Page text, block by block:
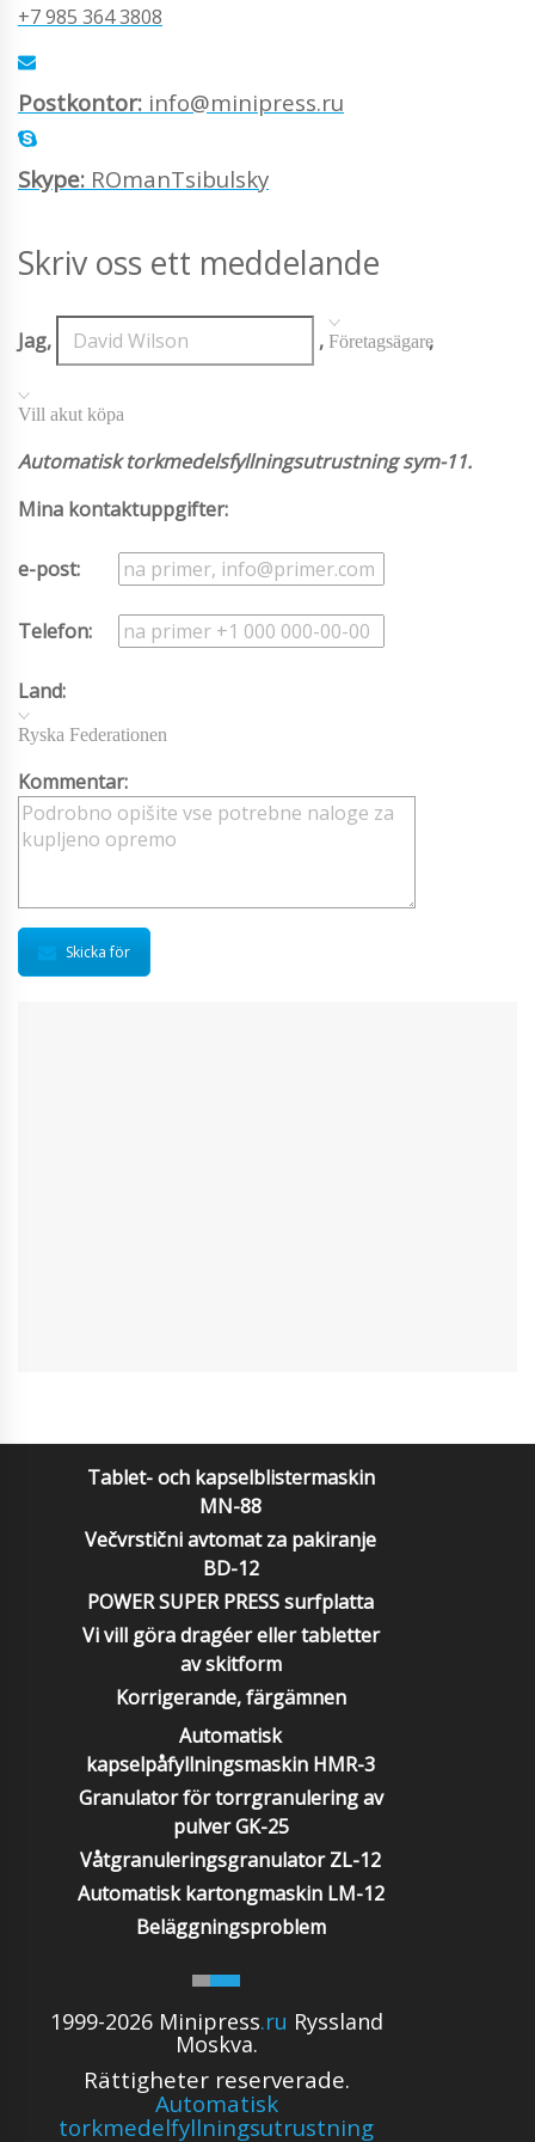
+7 985 364 3808
Postkontor: info@minipress.ru
Skype: ROmanTsibulsky
Skriv oss ett meddelande
Jag, , Företagsägare
,
Vill akut köpa
Automatisk torkmedelsfyllningsutrustning sym-11.
Mina kontaktuppgifter:
e-post:
Telefon:
Land:
Ryska Federationen
Kommentar:
Skicka för
Tablet- och kapselblistermaskin
MN-88
Večvrstični avtomat za pakiranje
BD-12
POWER SUPER PRESS surfplatta
Vi vill göra dragéer eller tabletter
av skitform
Korrigerande, färgämnen
1999-2026 Minipress.ru Ryssland
Moskva.
Rättigheter reserverade.
Automatisk
torkmedelfyllningsutrustning
Automatisk
kapselpåfyllningsmaskin HMR-3
Granulator för torrgranulering av
pulver GK-25
Våtgranuleringsgranulator ZL-12
Automatisk kartongmaskin LM-12
Beläggningsproblem